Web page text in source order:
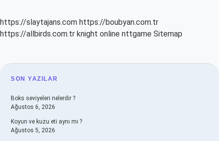
https://slaytajans.com https://boubyan.com.tr
https://allbirds.com.tr knight online nttgame Sitemap
SIDEBAR
SON YAZILAR
Boks seviyeleri nelerdir ?
Ağustos 6, 2026
Koyun ve kuzu eti aynı mı ?
Ağustos 5, 2026